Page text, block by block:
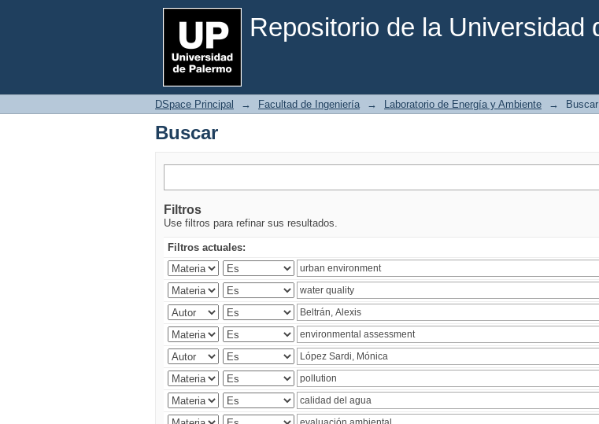
Repositorio de la Universidad
Buscar
DSpace Principal → Facultad de Ingeniería → Laboratorio de Energía y Ambiente → Buscar
Buscar
Filtros
Use filtros para refinar sus resultados.
Filtros actuales: